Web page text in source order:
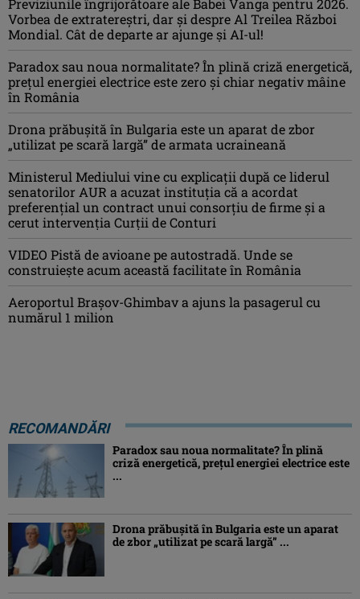
Previziunile îngrijorătoare ale Babei Vanga pentru 2026.
Vorbea de extratereștri, dar și despre Al Treilea Război
Mondial. Cât de departe ar ajunge și AI-ul!
Paradox sau noua normalitate? În plină criză energetică,
prețul energiei electrice este zero și chiar negativ mâine
în România
Drona prăbuşită în Bulgaria este un aparat de zbor
„utilizat pe scară largă” de armata ucraineană
Ministerul Mediului vine cu explicații după ce liderul
senatorilor AUR a acuzat instituția că a acordat
preferențial un contract unui consorțiu de firme și a
cerut intervenția Curții de Conturi
VIDEO Pistă de avioane pe autostradă. Unde se
construiește acum această facilitate în România
Aeroportul Brașov-Ghimbav a ajuns la pasagerul cu
numărul 1 milion
RECOMANDĂRI
Paradox sau noua normalitate? În plină
criză energetică, prețul energiei electrice este
...
Drona prăbuşită în Bulgaria este un aparat
de zbor „utilizat pe scară largă” ...